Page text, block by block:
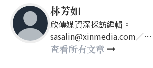
林芳如
欣傳媒資深採訪編輯。
sasalin@xinmedia.com／
happy21917@gmail.com
查看所有文章